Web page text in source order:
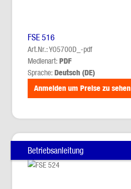
FSE 516
Art.Nr.: YO5700D_-pdf
Medienart: PDF
Sprache: Deutsch (DE)
Anmelden um Preise zu sehen
Betriebsanleitung